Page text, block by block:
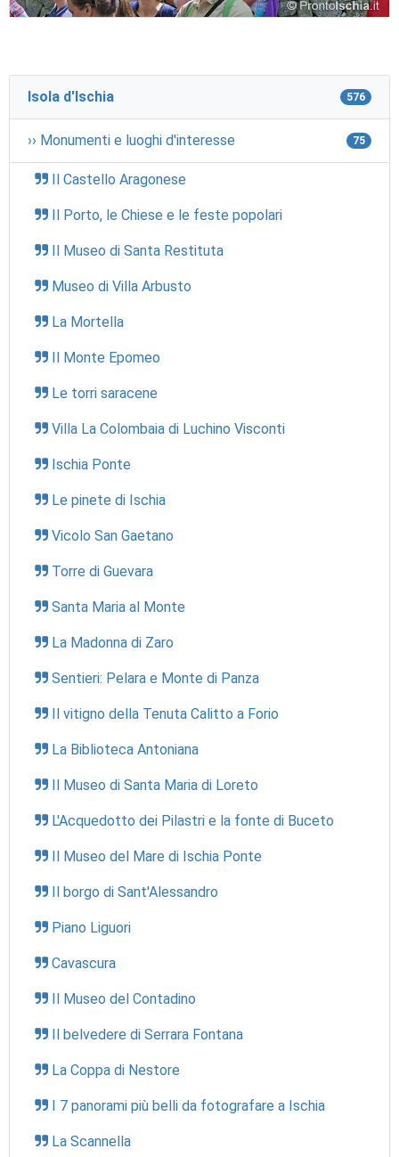
Isola d'Ischia 576
›› Monumenti e luoghi d'interesse 75
Il Castello Aragonese
Il Porto, le Chiese e le feste popolari
Il Museo di Santa Restituta
Museo di Villa Arbusto
La Mortella
Il Monte Epomeo
Le torri saracene
Villa La Colombaia di Luchino Visconti
Ischia Ponte
Le pinete di Ischia
Vicolo San Gaetano
Torre di Guevara
Santa Maria al Monte
La Madonna di Zaro
Sentieri: Pelara e Monte di Panza
Il vitigno della Tenuta Calitto a Forio
La Biblioteca Antoniana
Il Museo di Santa Maria di Loreto
L'Acquedotto dei Pilastri e la fonte di Buceto
Il Museo del Mare di Ischia Ponte
Il borgo di Sant'Alessandro
Piano Liguori
Cavascura
Il Museo del Contadino
Il belvedere di Serrara Fontana
La Coppa di Nestore
I 7 panorami più belli da fotografare a Ischia
La Scannella